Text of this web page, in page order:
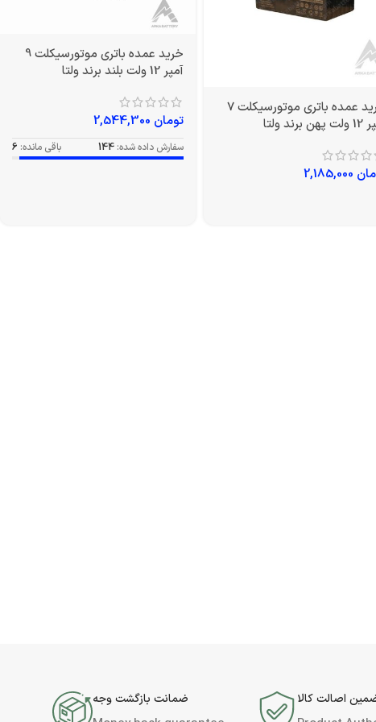
خرید عمده باتری موتورسیکلت 7
ولتا
خرید عمده باتری موتورسیکلت 9
آمپر 12 ولت بلند برند ولتا
تومان
سفارش داده شده: 144 باقی مانده: 6
اصالت کالا ضمانت بازگشت وجه